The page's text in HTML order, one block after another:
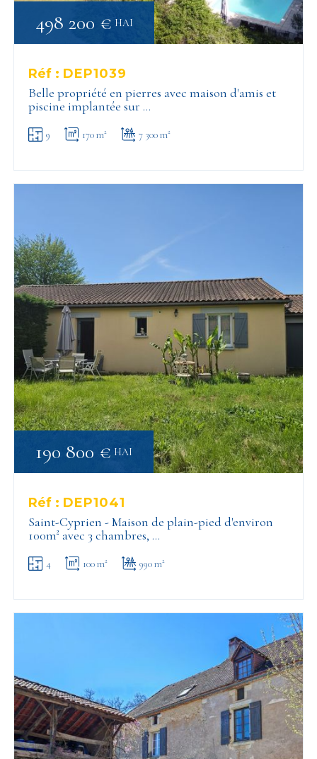
Réf : DEP1039
Belle propriété en pierres avec maison d'amis et
piscine implantée sur …
9 170 m² 7 300 m²
498 200 € HAI
Réf : DEP1041
Saint-Cyprien - Maison de plain-pied d'environ
100m² avec 3 chambres, …
4 100 m² 990 m²
190 800 € HAI